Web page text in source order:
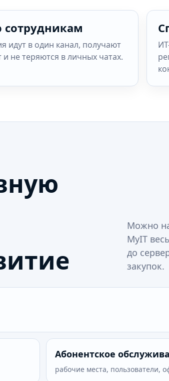
сотрудникам
идут в один канал, получают
и не теряются в личных чатах.
Можно
MyIT
до
закупок.
Абонентское
рабочие места, пользователи,